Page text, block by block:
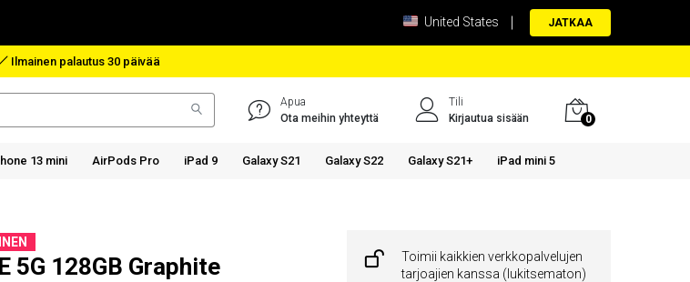
United States JATKAA
Korvaus paketin kadonessa
Apua
Ota meihin yhteyttä
Tili
Kirjautua sisään
0
13 mini AirPods Pro iPad 9 Galaxy S21 Galaxy S22 Galaxy S21+ iPad mini 5
5G 128GB Graphite
Toimii kaikkien verkkopalvelujen
tarjoajien kanssa (lukitsematon)